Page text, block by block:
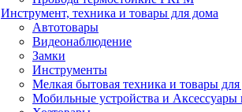
Инструмент, техника и товары для дома
Автотовары
Видеонаблюдение
Замки
Инструменты
Мелкая бытовая техника и товары для
Мобильные устройства и Аксессуары